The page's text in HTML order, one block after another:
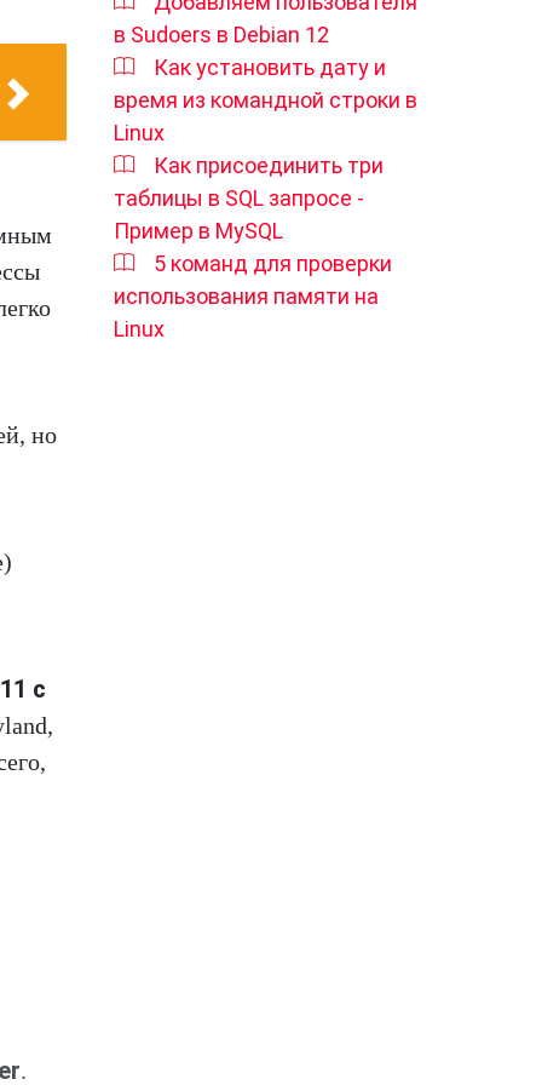
но
с
.
в Sudoers в Debian 12
Как установить дату и
время из командной строки в
Linux
Как присоединить три
таблицы в SQL запросе -
Пример в MySQL
5 команд для проверки
использования памяти на
Linux